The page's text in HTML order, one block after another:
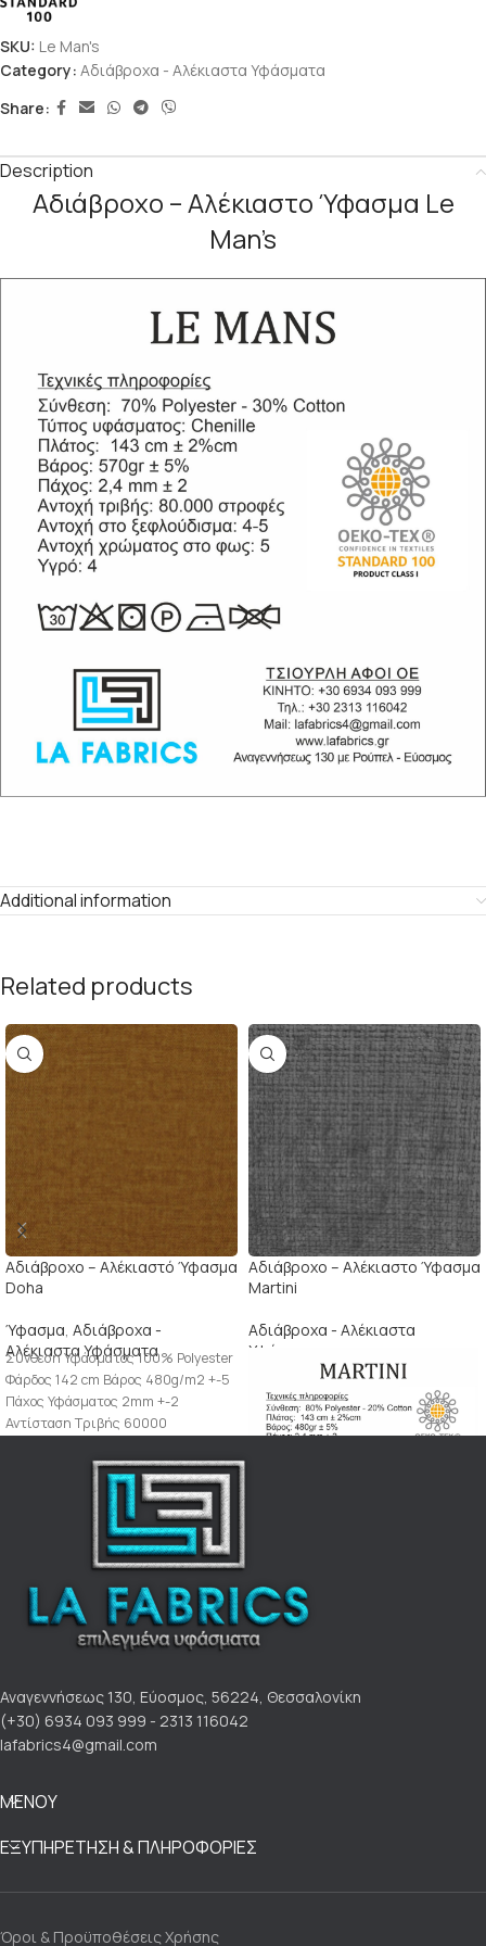
SKU: Le Man's
Category: Αδιάβροχα - Αλέκιαστα Υφάσματα
Share:
Description
Αδιάβροχο – Αλέκιαστο Ύφασμα Le
Man’s
Additional information
Related products
Αδιάβρoχο – Αλέκιαστό Ύφασμα
Doha
Ύφασμα, Αδιάβροχα -
Αλέκιαστα Υφάσματα
Σύνθεση Υφάσματος 100% Polyester
Φάρδος 142 cm Βάρος 480g/m2 +-5
Πάχος Υφάσματος 2mm +-2
Αντίσταση Τριβής 60000
Αντοχή Χρώματος στον Ήλιο 4
Αντοχή Χρώματος στην Τριβή 4-
5(Dry) | 4(Wet)
Αδιάβροχο – Αλέκιαστο Ύφασμα
Martini
Αδιάβροχα - Αλέκιαστα
Υφάσματα
Αναγεννήσεως 130, Εύοσμος, 56224, Θεσσαλονίκη
(+30) 6934 093 999 - 2313 116042
lafabrics4@gmail.com
ΜΕΝΟΥ
ΕΞΥΠΗΡΕΤΗΣΗ & ΠΛΗΡΟΦΟΡΙΕΣ
Όροι & Προϋποθέσεις Χρήσης